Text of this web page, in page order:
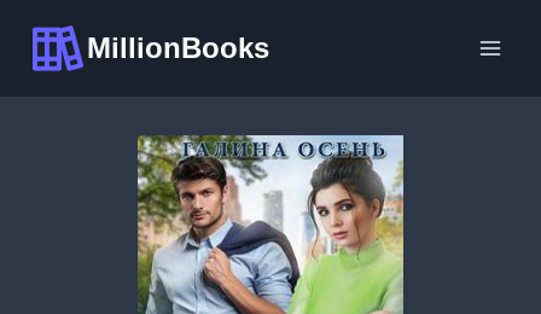
содержимому
MillionBooks